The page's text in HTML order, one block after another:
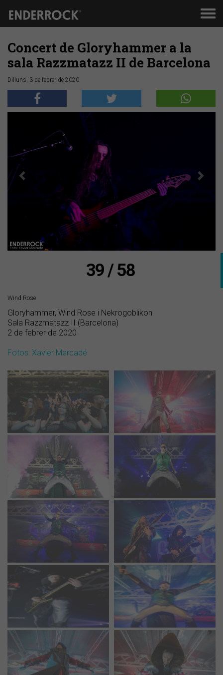
Concert de Gloryhammer a la
sala Razzmatazz II de Barcelona
Dilluns, 3 de febrer de 2020
Anterior
39 / 58
Wind Rose
Gloryhammer, Wind Rose i Nekrogoblikon
Sala Razzmatazz II (Barcelona)
2 de febrer de 2020
Fotos: Xavier Mercadé